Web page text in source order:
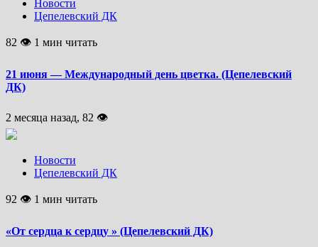
Новости
Цепелевский ДК
82 👁 1 мин читать
21 июня — Международный день цветка. (Цепелевский
ДК)
2 месяца назад, 82 👁
Новости
Цепелевский ДК
92 👁 1 мин читать
«От сердца к сердцу » (Цепелевский ДК)